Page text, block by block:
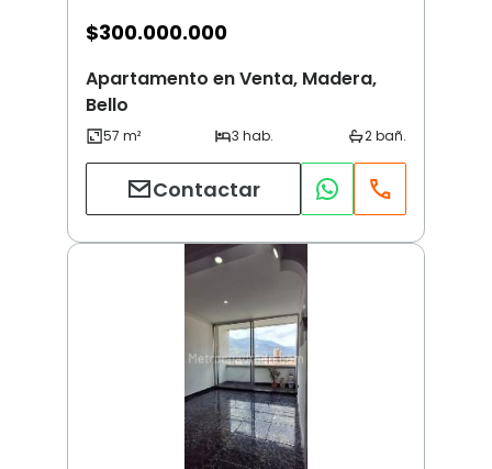
$300.000.000
Apartamento en Venta, Madera,
Bello
Contactar